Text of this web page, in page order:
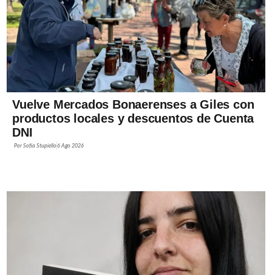
Vuelve Mercados Bonaerenses a Giles con
productos locales y descuentos de Cuenta
DNI
PorSofía Stupiello6 Ago 2026